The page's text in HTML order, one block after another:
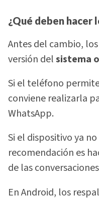
¿Qué deben hacer
Antes del cambio,
versión delsistema
Si el teléfono
conviene realizarla
WhatsApp.
Si el dispositivo ya
recomendación es
de las
En Android, los